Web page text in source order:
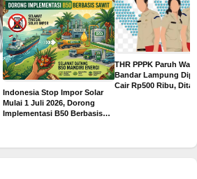
Indonesia Stop Impor Solar
Mulai 1 Juli 2026, Dorong
Implementasi B50 Berbasis
THR PPPK Paruh
Bandar Lampung
Cair Rp500 Ribu,